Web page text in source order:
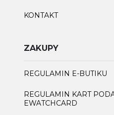
KONTAKT
ZAKUPY
REGULAMIN E-BUTIKU
REGULAMIN KART
EWATCHCARD